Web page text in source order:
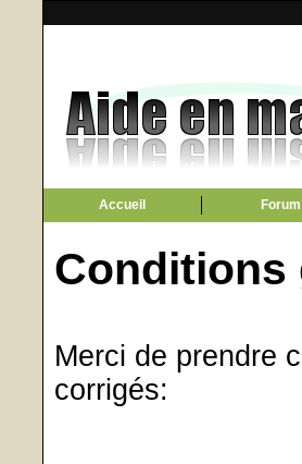
Accueil Forum
Conditions
Merci de prendre
corrigés: